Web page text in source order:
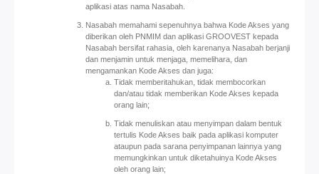
aplikasi atas nama Nasabah.
Nasabah memahami sepenuhnya bahwa Kode Akses yang
diberikan oleh PNMIM dan aplikasi GROOVEST kepada
Nasabah bersifat rahasia, oleh karenanya Nasabah berjanji
dan menjamin untuk menjaga, memelihara, dan
mengamankan Kode Akses dan juga:
Tidak memberitahukan, tidak membocorkan
dan/atau tidak memberikan Kode Akses kepada
orang lain;
Tidak menuliskan atau menyimpan dalam bentuk
tertulis Kode Akses baik pada aplikasi komputer
ataupun pada sarana penyimpanan lainnya yang
memungkinkan untuk diketahuinya Kode Akses
oleh orang lain;